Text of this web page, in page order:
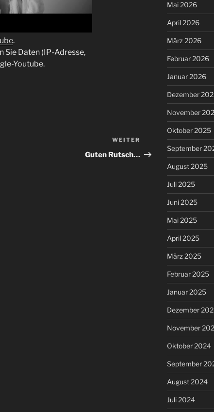
.
Sie Daten (IP-Adresse,
Youtube.
Nächster
Beitrag
WEITER
Guten Rutsch…
Mai 2026
April 2026
März 2026
Februar 2026
Januar 2026
Dezember
November
Oktober 2025
September
August 2025
Juli 2025
Juni 2025
Mai 2025
April 2025
März 2025
Februar 2025
Januar 2025
Dezember
November
Oktober 2024
September
August 2024
Juli 2024